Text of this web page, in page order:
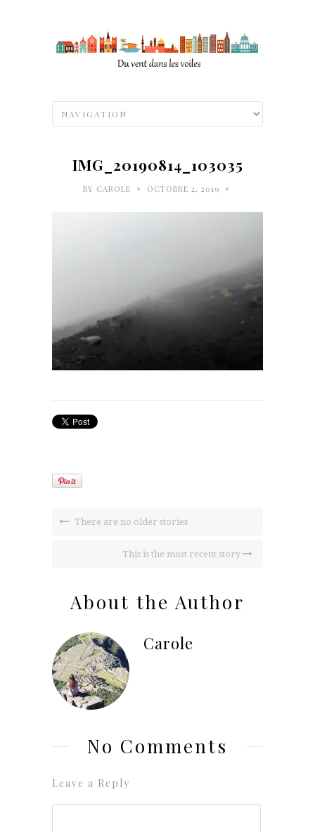
IMG_20190814_103035
BY CAROLE • OCTOBRE 2, 2019 •
There are no older stories
This is the most recent story
About the Author
Carole
No Comments
Leave a Reply